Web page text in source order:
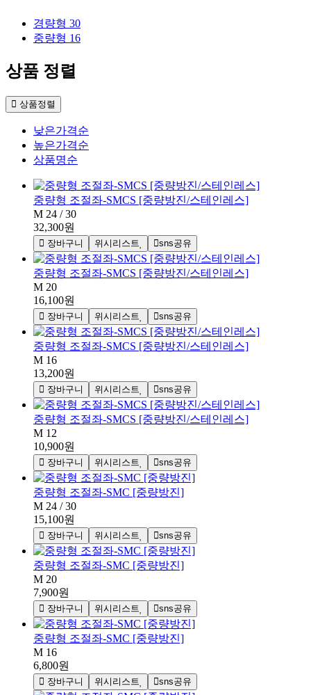
경량형 30
중량형 16
상품 정렬
상품정렬
낮은가격순
높은가격순
상품명순
중량형 조절좌-SMCS [중량방진/스테인레스]
M 24 / 30
32,300원
장바구니 위시리스트 sns공유
중량형 조절좌-SMCS [중량방진/스테인레스]
M 20
16,100원
장바구니 위시리스트 sns공유
중량형 조절좌-SMCS [중량방진/스테인레스]
M 16
13,200원
장바구니 위시리스트 sns공유
중량형 조절좌-SMCS [중량방진/스테인레스]
M 12
10,900원
장바구니 위시리스트 sns공유
중량형 조절좌-SMC [중량방진]
M 24 / 30
15,100원
장바구니 위시리스트 sns공유
중량형 조절좌-SMC [중량방진]
M 20
7,900원
장바구니 위시리스트 sns공유
중량형 조절좌-SMC [중량방진]
M 16
6,800원
장바구니 위시리스트 sns공유